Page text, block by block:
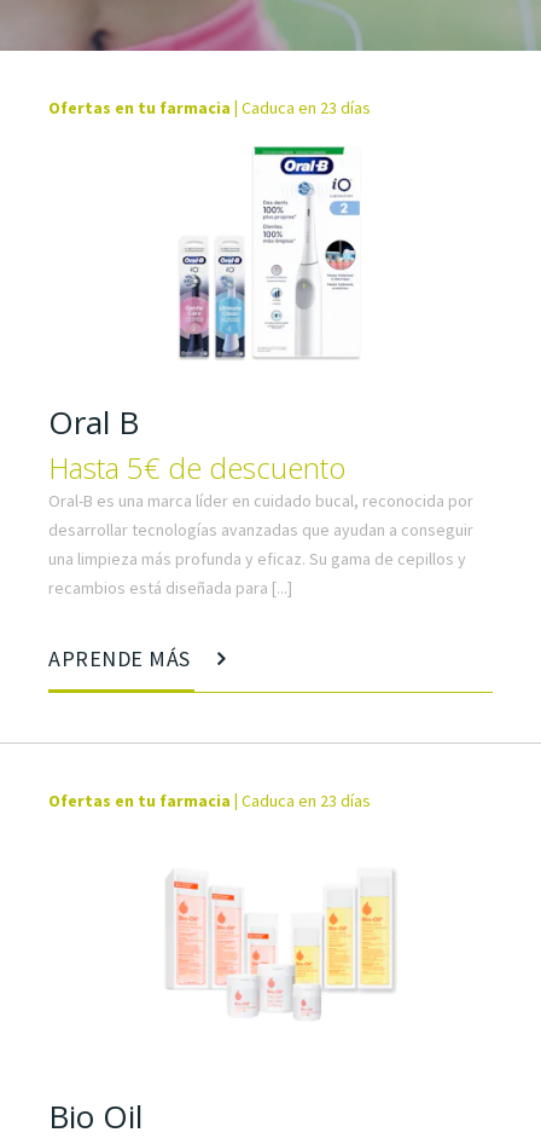
Ofertas en tu farmacia | Caduca en 23 días
Oral B
Hasta 5€ de descuento
Oral-B es una marca líder en cuidado bucal, reconocida por
desarrollar tecnologías avanzadas que ayudan a conseguir
una limpieza más profunda y eficaz. Su gama de cepillos y
recambios está diseñada para [...]
APRENDE MÁS
Ofertas en tu farmacia Caduca en 23 días
Bio Oil